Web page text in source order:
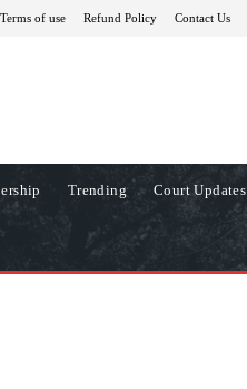
Terms of use Refund Policy Contact Us
Trending Court Updates